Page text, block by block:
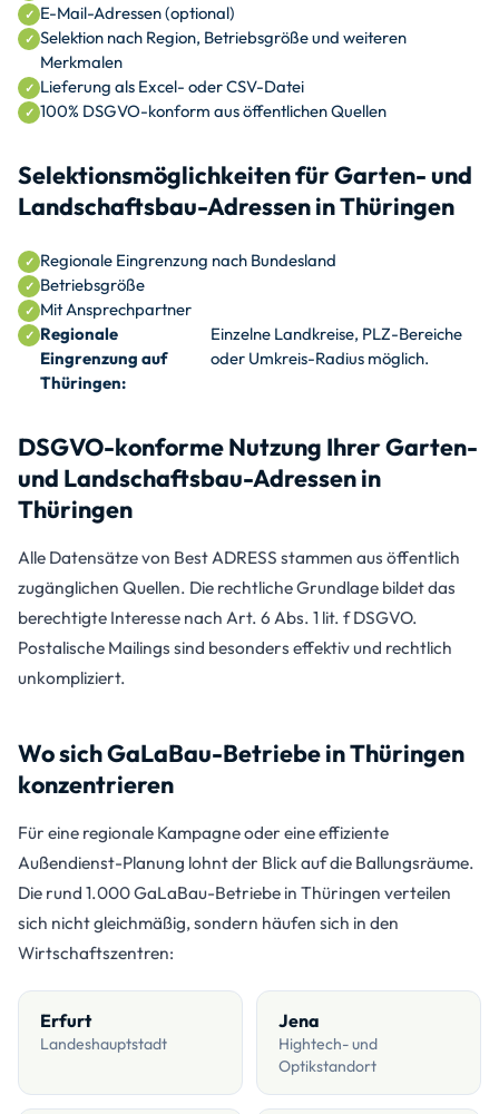
E-Mail-Adressen (optional)
Selektion nach Region, Betriebsgröße und weiteren
Merkmalen
Lieferung als Excel- oder CSV-Datei
100% DSGVO-konform aus öffentlichen Quellen
Selektionsmöglichkeiten für Garten- und
Landschaftsbau-Adressen in Thüringen
Regionale Eingrenzung nach Bundesland
Betriebsgröße
Mit Ansprechpartner
Regionale
Eingrenzung auf
Thüringen:
Einzelne Landkreise, PLZ-Bereiche
oder Umkreis-Radius möglich.
DSGVO-konforme Nutzung Ihrer Garten-
und Landschaftsbau-Adressen in
Thüringen
Alle Datensätze von Best ADRESS stammen aus öffentlich
zugänglichen Quellen. Die rechtliche Grundlage bildet das
berechtigte Interesse nach Art. 6 Abs. 1 lit. f DSGVO.
Postalische Mailings sind besonders effektiv und rechtlich
unkompliziert.
Wo sich GaLaBau-Betriebe in Thüringen
konzentrieren
Für eine regionale Kampagne oder eine effiziente
Außendienst-Planung lohnt der Blick auf die Ballungsräume.
Die rund 1.000 GaLaBau-Betriebe in Thüringen verteilen
sich nicht gleichmäßig, sondern häufen sich in den
Wirtschaftszentren:
Erfurt
Landeshauptstadt
Jena
Hightech- und
Optikstandort